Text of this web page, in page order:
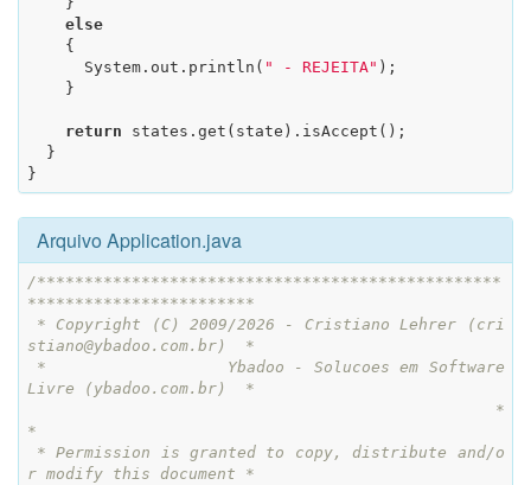
else
      System.out.println(
" - REJEITA" );
return states.get(state).isAccept();
}
Arquivo Application.java
/*************************************************
************************
stiano@ybadoo.com.br)  *
Livre (ybadoo.com.br)  *
*
r modify this document *